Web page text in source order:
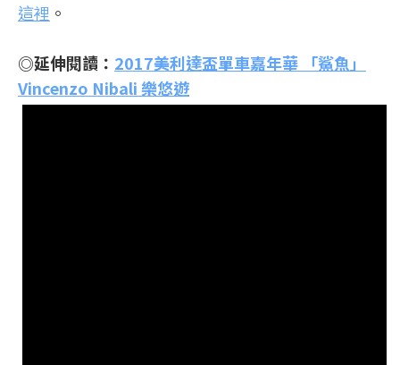
這裡 。
◎延伸閱讀： 2017美利達盃單車嘉年華 「鯊魚」
Vincenzo Nibali 樂悠遊